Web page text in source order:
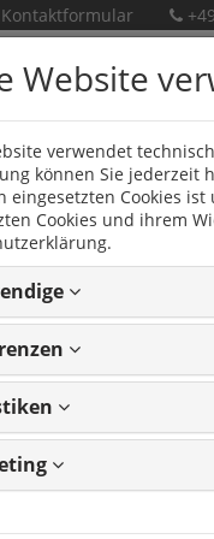
Kontaktformular
Neue Produkte
Artikeln
Website
verwendet
können Sie
eingesetzten Cookies
Cookies und ihrem